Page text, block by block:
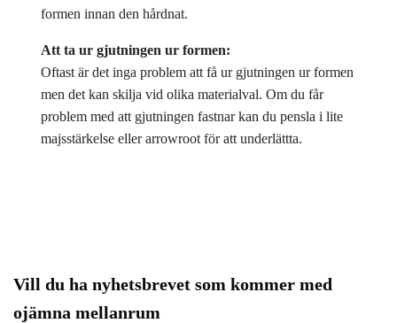
formen innan den hårdnat.
Att ta ur gjutningen ur formen:
Oftast är det inga problem att få ur gjutningen ur formen
men det kan skilja vid olika materialval. Om du får
problem med att gjutningen fastnar kan du pensla i lite
majsstärkelse eller arrowroot för att underlättta.
Vill du ha nyhetsbrevet som kommer med
ojämna mellanrum